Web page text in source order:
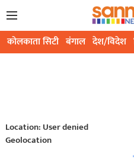
कोलकाता सिटी बंगाल देश/विदेश
Location: User denied
Geolocation